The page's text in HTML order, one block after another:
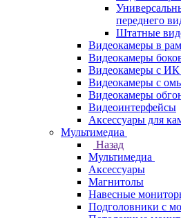
переднего
Штатные
Видеокамеры в
Видеокамеры
Видеокамеры с ИК
Видеокамеры с
Видеокамеры
Видеоинтерфейсы
Аксессуары для
Мультимедиа
Назад
Мультимедиа
Аксессуары
Магнитолы
Навесные
Подголовники с